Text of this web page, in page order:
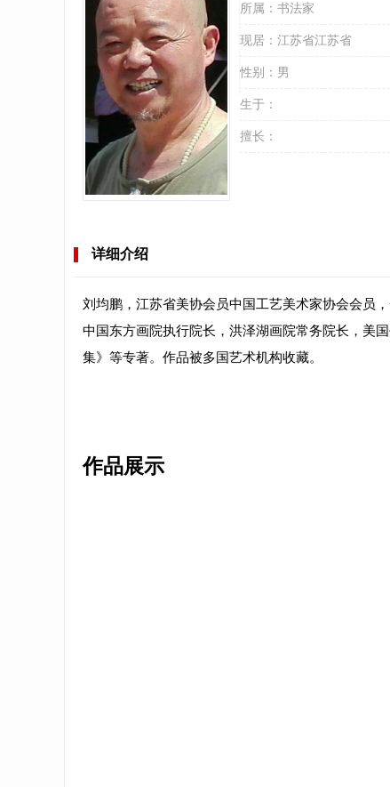
所属： 书法家
现居： 江苏省江苏省
性别： 男
生于：
擅长：
详细介绍
刘均鹏，江苏省美协会员中国工艺美术家协会会员
中国东方画院执行院长，洪泽湖画院常务院长，美
集》等专著。作品被多国艺术机构收藏。
作品展示